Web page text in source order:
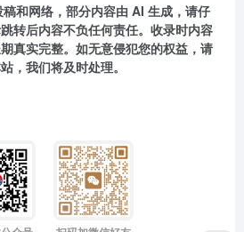
和网络，部分内容由 AI 生成，请仔
转后内容不负任何责任。收录时内容
真实完整。如无意侵犯您的权益，请
，我们将及时处理。